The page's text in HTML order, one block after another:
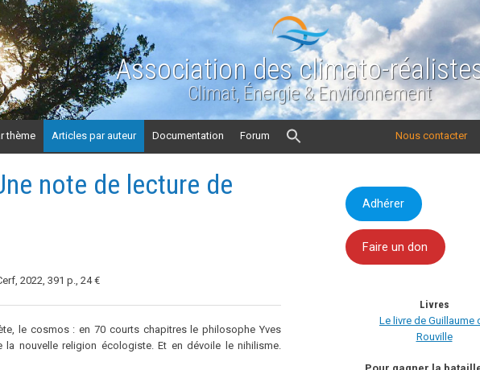
Association des climato-
Climat, Énergie & Environnement
thème Articles par auteur Documentation Forum Nous contacter
note de lecture de
2022, 391 p., 24 €
le cosmos : en 70 courts chapitres le philosophe Yves
nouvelle religion écologiste. Et en dévoile le nihilisme.
Adhérer
Faire un don
Livres
Le livre de Guillaume
Rouville